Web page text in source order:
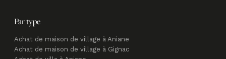
Par type
Achat de maison de village à Aniane
Achat de maison de village à Gignac